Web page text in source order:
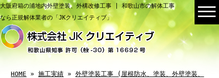
大阪府箱の浦地内外壁塗装、外構改修工事 | 和歌山市の解体工事
なら正規解体業者の「JKクリエイティブ」
HOME »施工実績 »外壁塗装工事 (屋根防水、塗装、外壁塗装、